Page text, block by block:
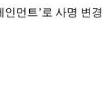
인먼트’로 사명 변경